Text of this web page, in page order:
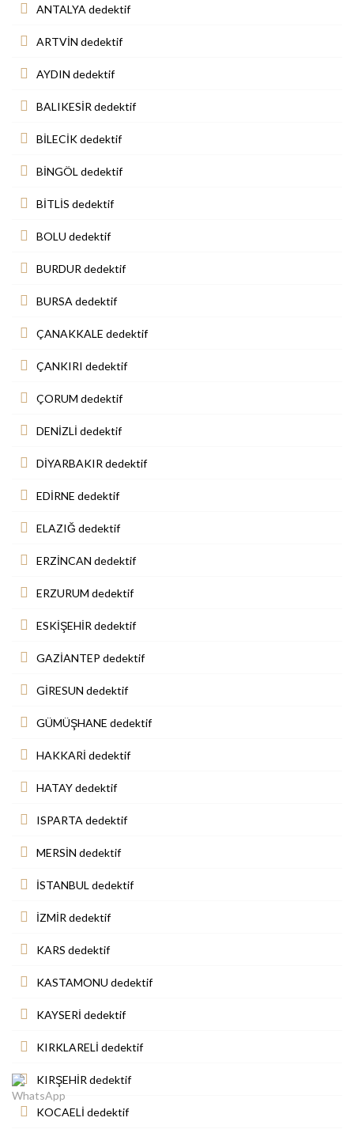
ANTALYA dedektif
ARTVİN dedektif
AYDIN dedektif
BALIKESİR dedektif
BİLECİK dedektif
BİNGÖL dedektif
BİTLİS dedektif
BOLU dedektif
BURDUR dedektif
BURSA dedektif
ÇANAKKALE dedektif
ÇANKIRI dedektif
ÇORUM dedektif
DENİZLİ dedektif
DİYARBAKIR dedektif
EDİRNE dedektif
ELAZIĞ dedektif
ERZİNCAN dedektif
ERZURUM dedektif
ESKİŞEHİR dedektif
GAZİANTEP dedektif
GİRESUN dedektif
GÜMÜŞHANE dedektif
HAKKARİ dedektif
HATAY dedektif
ISPARTA dedektif
MERSİN dedektif
İSTANBUL dedektif
İZMİR dedektif
KARS dedektif
KASTAMONU dedektif
KAYSERİ dedektif
KIRKLARELİ dedektif
KIRŞEHİR dedektif
KOCAELİ dedektif